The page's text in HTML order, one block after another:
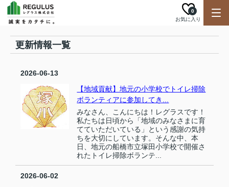
お気に入り
0
更新情報一覧
2026-06-13
【地域貢献】地元の小学校でトイレ掃除
ボランティアに参加してき...
みなさん、こんにちは！レグラスです！
私たちは日頃から「地域のみなさまに育
てていただいている」という感謝の気持
ちを大切にしています。そんな中、本
日、地元の船橋市立塚田小学校で開催さ
れたトイレ掃除ボランテ...
2026-06-02